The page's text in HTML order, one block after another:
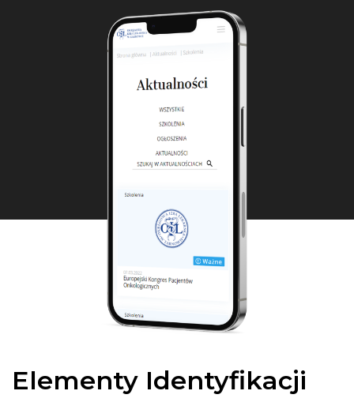
Elementy Identyfikacji